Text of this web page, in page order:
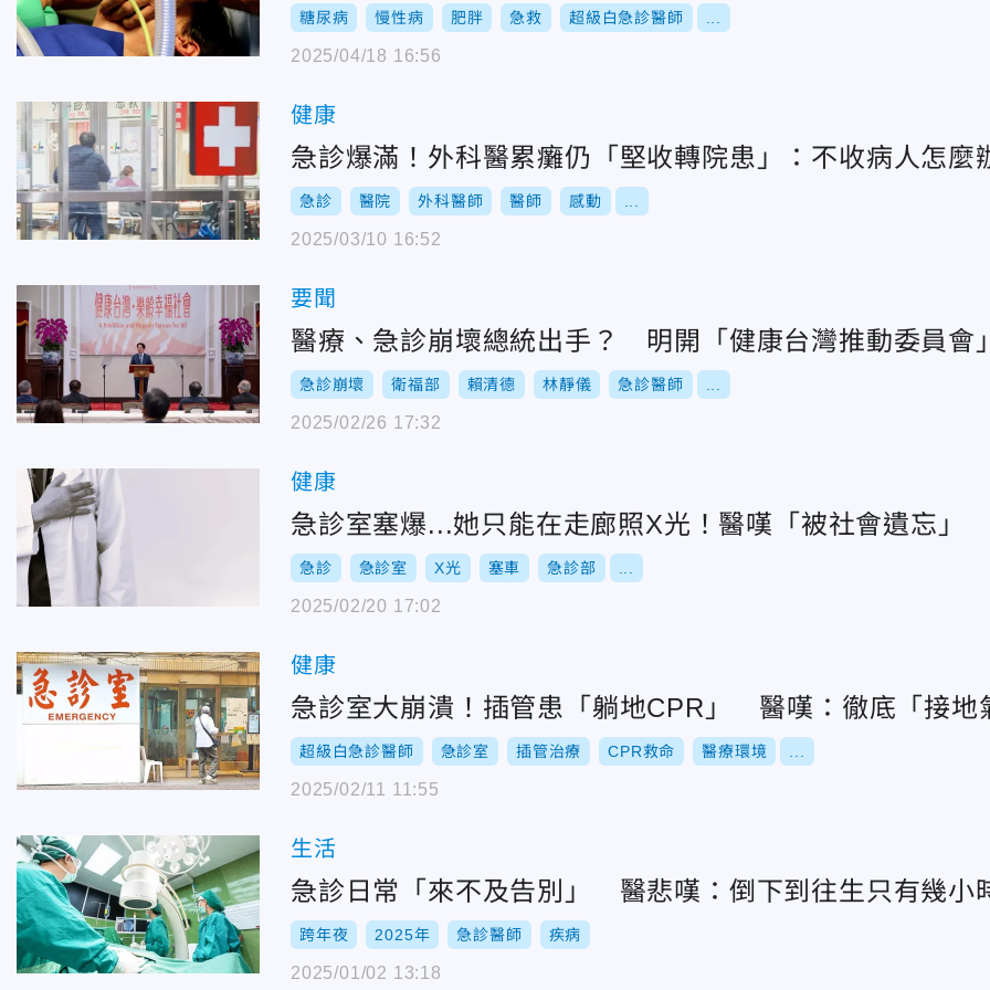
糖尿病 慢性病 肥胖 急救 超級白急診醫師
2025/04/18 16:56
健康
急診爆滿！外科醫累癱仍「堅收轉院患」：不收病人怎麼
急診 醫院 外科醫師 醫師 感動
2025/03/10 16:52
要聞
醫療、急診崩壞總統出手？ 明開「健康台灣推動委員會
急診崩壞 衛福部 賴清德 林靜儀 急診醫師
2025/02/26 17:32
健康
急診室塞爆...她只能在走廊照X光！醫嘆「被社會遺忘」
急診 急診室 X光 塞車 急診部
2025/02/20 17:02
健康
急診室大崩潰！插管患「躺地CPR」 醫嘆：徹底「接地
超級白急診醫師 急診室 插管治療 CPR救命 醫療環境
2025/02/11 11:55
生活
急診日常「來不及告別」 醫悲嘆：倒下到往生只有幾小
跨年夜 2025年 急診醫師 疾病
2025/01/02 13:18